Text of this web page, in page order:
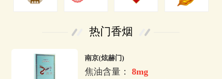
热门香烟
南京(炫赫门)
焦油含量：8mg